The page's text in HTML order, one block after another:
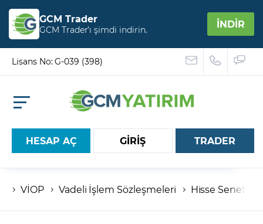
GCM Trader
GCM Trader’ı şimdi indirin. İNDİR
Lisans No: G-039 (398)
HESAP AÇ GİRİŞ
Hesap numaranız
TRADER
VİOP Vadeli İşlem Sözleşmeleri Hisse Senetleri